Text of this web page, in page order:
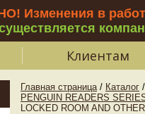
Изменения в
Клиентам
Главная страница / Каталог /
PENGUIN READERS
LOCKED ROOM AND